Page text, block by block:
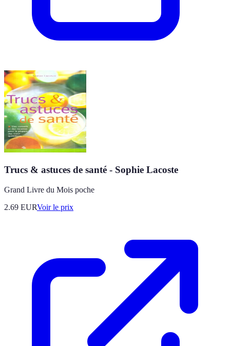
Trucs & astuces de santé - Sophie Lacoste
Grand Livre du Mois poche
2.69 EURVoir le prix